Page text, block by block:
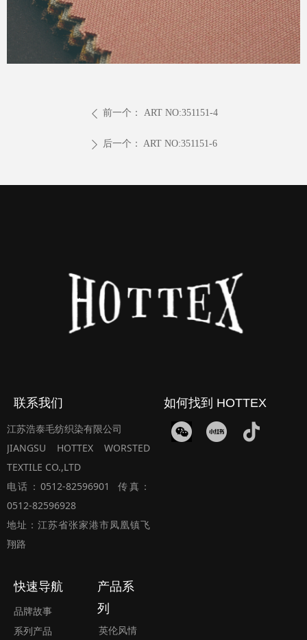
ꄴ 前一个： ART NO:351151-4
ꄲ 后一个： ART NO:351151-6
联系我们
江苏浩泰毛纺织染有限公司
JIANGSU HOTTEX WORSTED
TEXTILE CO.,LTD
电话：0512-82596901 传真：
0512-82596928
地址：江苏省张家港市凤凰镇飞
翔路
如何找到 HOTTEX
快速导航
品牌故事
系列产品
产品系
列
英伦风情